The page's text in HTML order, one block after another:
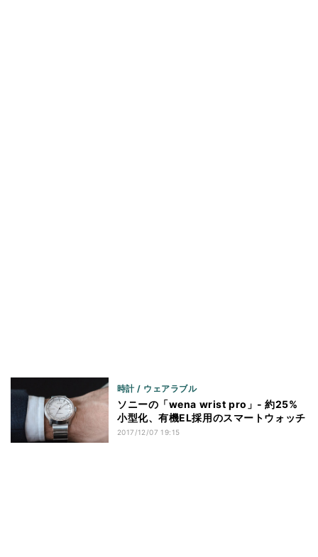
時計 / ウェアラブル
ソニーの「wena wrist pro」- 約25%
小型化、有機EL採用のスマートウォッチ
2017/12/07 19:15